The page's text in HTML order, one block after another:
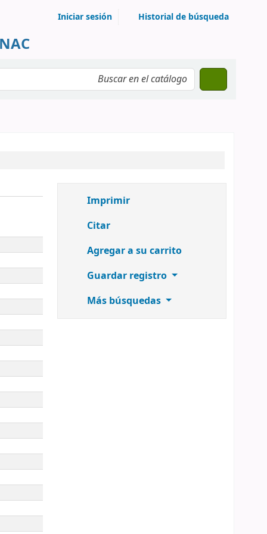
Iniciar sesión Historial de búsqueda
Imprimir
Citar
Agregar a su carrito
Guardar registro
Más búsquedas